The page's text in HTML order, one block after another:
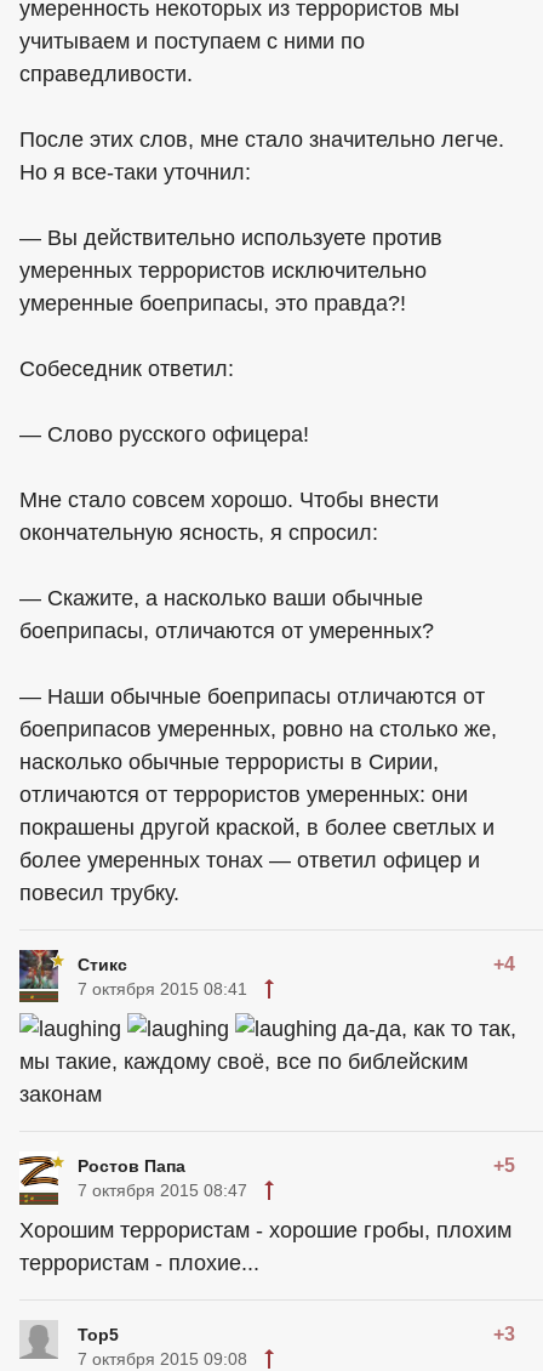
умеренность некоторых из террористов мы
учитываем и поступаем с ними по
справедливости.
После этих слов, мне стало значительно легче.
Но я все-таки уточнил:
— Вы действительно используете против
умеренных террористов исключительно
умеренные боеприпасы, это правда?!
Собеседник ответил:
— Слово русского офицера!
Мне стало совсем хорошо. Чтобы внести
окончательную ясность, я спросил:
— Скажите, а насколько ваши обычные
боеприпасы, отличаются от умеренных?
— Наши обычные боеприпасы отличаются от
боеприпасов умеренных, ровно на столько же,
насколько обычные террористы в Сирии,
отличаются от террористов умеренных: они
покрашены другой краской, в более светлых и
более умеренных тонах — ответил офицер и
повесил трубку.
Стикс +4
7 октября 2015 08:41
да-да, как то так,
мы такие, каждому своё, все по библейским
законам
Ростов Папа +5
7 октября 2015 08:47
Хорошим террористам - хорошие гробы, плохим
террористам - плохие...
Тор5 +3
7 октября 2015 09:08